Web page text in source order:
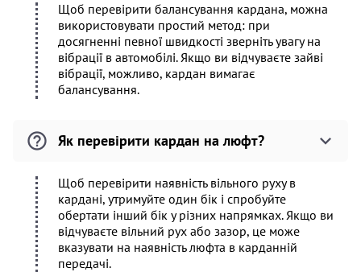
Щоб перевірити балансування кардана, можна
використовувати простий метод: при
досягненні певної швидкості зверніть увагу на
вібрації в автомобілі. Якщо ви відчуваєте зайві
вібрації, можливо, кардан вимагає
балансування.
Як перевірити кардан на люфт?
Щоб перевірити наявність вільного руху в
кардані, утримуйте один бік і спробуйте
обертати інший бік у різних напрямках. Якщо ви
відчуваєте вільний рух або зазор, це може
вказувати на наявність люфта в карданній
передачі.